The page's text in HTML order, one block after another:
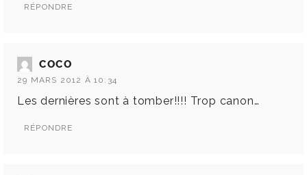
RÉPONDRE
COCO
29 MARS 2012 À 10:34
Les dernières sont à tomber!!!! Trop canon…
RÉPONDRE